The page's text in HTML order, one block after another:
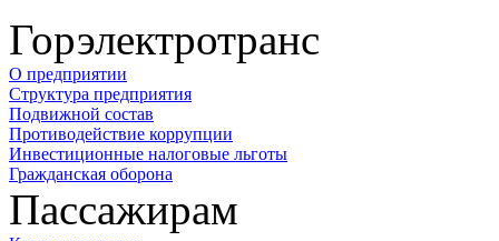
Горэлектротранс
О предприятии
Структура предприятия
Подвижной состав
Противодействие коррупции
Инвестиционные налоговые льготы
Гражданская оборона
Пассажирам